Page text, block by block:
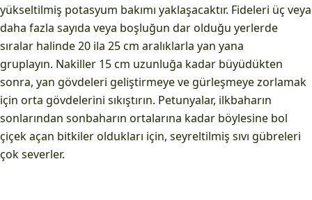
yükseltilmiş potasyum bakımı yaklaşacaktır. Fideleri üç veya
daha fazla sayıda veya boşluğun dar olduğu yerlerde
sıralar halinde 20 ila 25 cm aralıklarla yan yana
gruplayın. Nakiller 15 cm uzunluğa kadar büyüdükten
sonra, yan gövdeleri geliştirmeye ve gürleşmeye zorlamak
için orta gövdelerini sıkıştırın. Petunyalar, ilkbaharın
sonlarından sonbaharın ortalarına kadar böylesine bol
çiçek açan bitkiler oldukları için, seyreltilmiş sıvı gübreleri
çok severler.